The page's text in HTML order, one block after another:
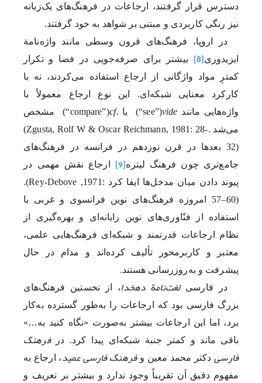
دسترس قرار گرفتند، ارجاعات در فرهنگ‌های یک‌زبانه
نیز رنگی کاربردی و مبتنی بر شواهد به خود گرفتند.
در اروپا، فرهنگ‌های قرون وسطی مانند واژه‌نامة
ایزیدوری [8] بیشتر برای صرفه‌جویی در فضا و تکرار
کمترِ مواد واژگانی
از ارجاع استفاده می‌کردند، نه با
کارکرد معنایی شبکه‌ای. این نوع ارجاع معمولاً با
واژه‌هایی مانند vide
(“see”) یا cf.
(“compare”)
مشخص
می‌شد .
(Zgusta, Rolf W & Oscar Reichmann, 1981: 28-
32) بعدها در قرن نوزدهم در فرانسه در فرهنگ‌های
جامع‌تری چون فرهنگ لیتره [9]
ارجاع نقش مهمی در
پیوند دادن میان مدخل‌ها ایفا کرد .(Rey-Debove ,1971:
57–60) امروزه فرهنگ‌های نوین فرانسوی و غربی با
استفاده از فنّاوری‌های نوین رایانه‌ای و بهره‌گیری از
نظام ارجاعات قدرتمند و شبکه‌ای فرهنگ‌هایی علمی،
معتبر و کاربرمحور تألیف کرده‌اند و مدام در حال
پیشرفت و به‌روز‌رسانی هستند.
در فارسیلغت‌نامة دهخدا، از نخستین فرهنگ‌های
بزرگ فارسی بود که ارجاعات را به‌طور گسترده به‌کار
برد، اما این ارجاعات بیشتر به‌صورت «نگاه کنید به…
»
باقی ماند و کمتر جنبة شبکه‌ای پیدا کرد. درفرهنگ
فارسیدکتر محمد معین وفرهنگ فارسی عمید، ارجاع به
مفهوم دقیق آن تقریباً وجود ندارد و بیشتر بر تعریف و